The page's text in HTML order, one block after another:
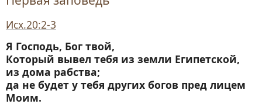
Исх.20:2-3
Я Господь, Бог твой,
Который вывел тебя из земли Египетской,
из дома рабства;
да не будет у тебя других богов пред лицем
Моим.